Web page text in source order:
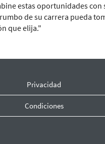
estas oportunidades con
de su carrera pueda
que elija."
Privacidad
Condiciones